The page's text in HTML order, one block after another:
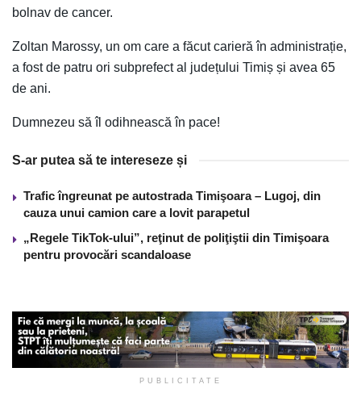
bolnav de cancer.
Zoltan Marossy, un om care a făcut carieră în administrație,
a fost de patru ori subprefect al județului Timiș și avea 65
de ani.
Dumnezeu să îl odihnească în pace!
S-ar putea să te intereseze și
Trafic îngreunat pe autostrada Timişoara – Lugoj, din
cauza unui camion care a lovit parapetul
„Regele TikTok-ului”, reţinut de poliţiştii din Timişoara
pentru provocări scandaloase
PUBLICITATE